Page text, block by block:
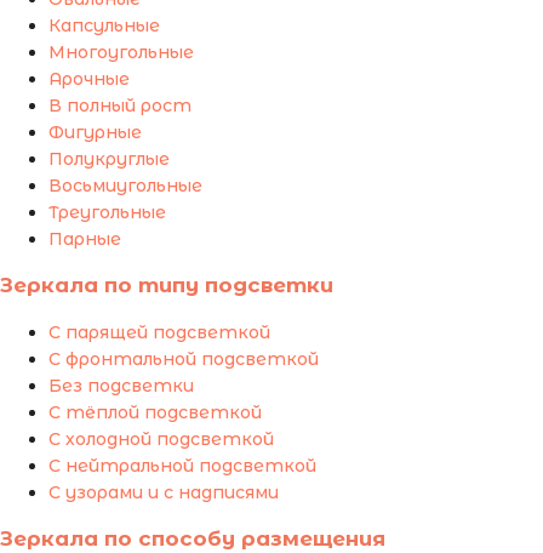
Капсульные
Многоугольные
Арочные
В полный рост
Фигурные
Полукруглые
Восьмиугольные
Треугольные
Парные
Зеркала по типу подсветки
С парящей подсветкой
С фронтальной подсветкой
Без подсветки
С тёплой подсветкой
С холодной подсветкой
С нейтральной подсветкой
С узорами и с надписями
Зеркала по способу размещения